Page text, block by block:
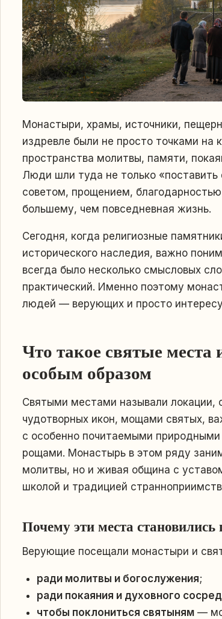
Монастыри, храмы, источники,
издревле были не просто точками на
пространства молитвы, памяти,
Люди шли туда не только «поставить
советом, прощением,
большему, чем повседневная жизнь.
Сегодня, когда религиозные
исторического наследия, важно
всегда было несколько смысловых
практический. Именно поэтому
людей — верующих и просто
Что такое святые
особым образом
Святыми местами называли локации,
чудотворных икон, мощами святых,
с особенно почитаемыми
рощами. Монастырь в этом ряду
молитвы, но и живая община с
школой и традицией
Почему эти места
Верующие посещали монастыри и
ради молитвы и богослужения;
ради покаяния и духовного
чтобы поклониться святыням—